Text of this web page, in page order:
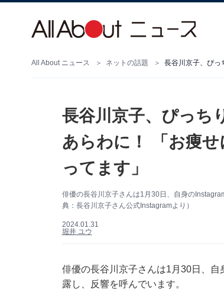
All About ニュース ネットの話題
長谷川京子、ぴっち
あらわに！ 「お痩
ってます」
俳優の長谷川京子さんは1月30日、自身の
典：長谷川京子さん公式Instagramより）
2024.01.31
堀井 ユウ
俳優の長谷川京子さんは1月30日、
露し、反響を呼んでいます。